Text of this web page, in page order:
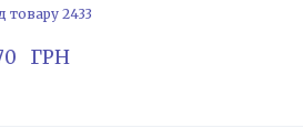
товару 2433
ГРН